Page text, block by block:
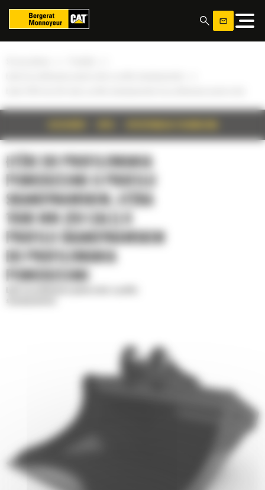
ŁYŻKI DO PROFILOWANIA
POWIERZCHNI O PROFILU
SKANDYNAWSKIM, ŁYŻKA
1500 MM (59 CALI) O
PROFILU SKANDYNAWSKIM
DO PROFILOWANIA
POWIERZCHNI
Panel zarządzania plikami cookies